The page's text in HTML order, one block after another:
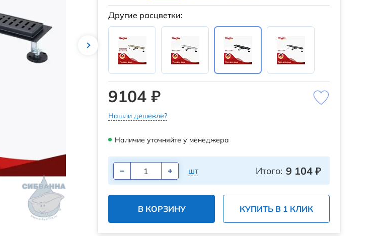
Другие расцветки:
9104 ₽
Нашли дешевле?
Наличие уточняйте у менеджера
шт Итого: 9 104 ₽
В КОРЗИНУ КУПИТЬ В 1 КЛИК